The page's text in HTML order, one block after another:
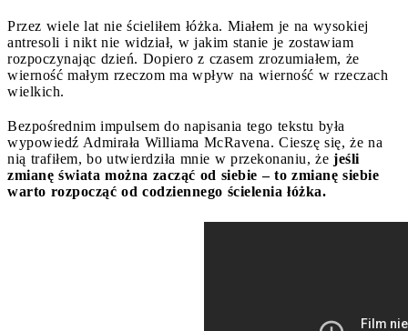
Przez wiele lat nie ścieliłem łóżka. Miałem je na wysokiej
antresoli i nikt nie widział, w jakim stanie je zostawiam
rozpoczynając dzień. Dopiero z czasem zrozumiałem, że
wierność małym rzeczom ma wpływ na wierność w rzeczach
wielkich.
Bezpośrednim impulsem do napisania tego tekstu była
wypowiedź Admirała Williama McRavena. Cieszę się, że na
nią trafiłem, bo utwierdziła mnie w przekonaniu, że jeśli
zmianę świata można zacząć od siebie – to zmianę siebie
warto rozpocząć od codziennego ścielenia łóżka.